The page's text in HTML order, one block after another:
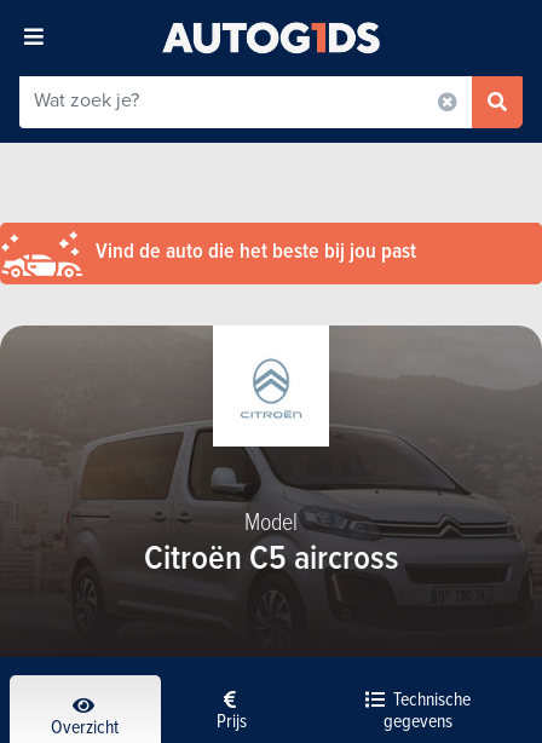
Vind de auto die het beste bij jou past
Model
Citroën C5 aircross
Overzicht Prijs
Technische
gegevens